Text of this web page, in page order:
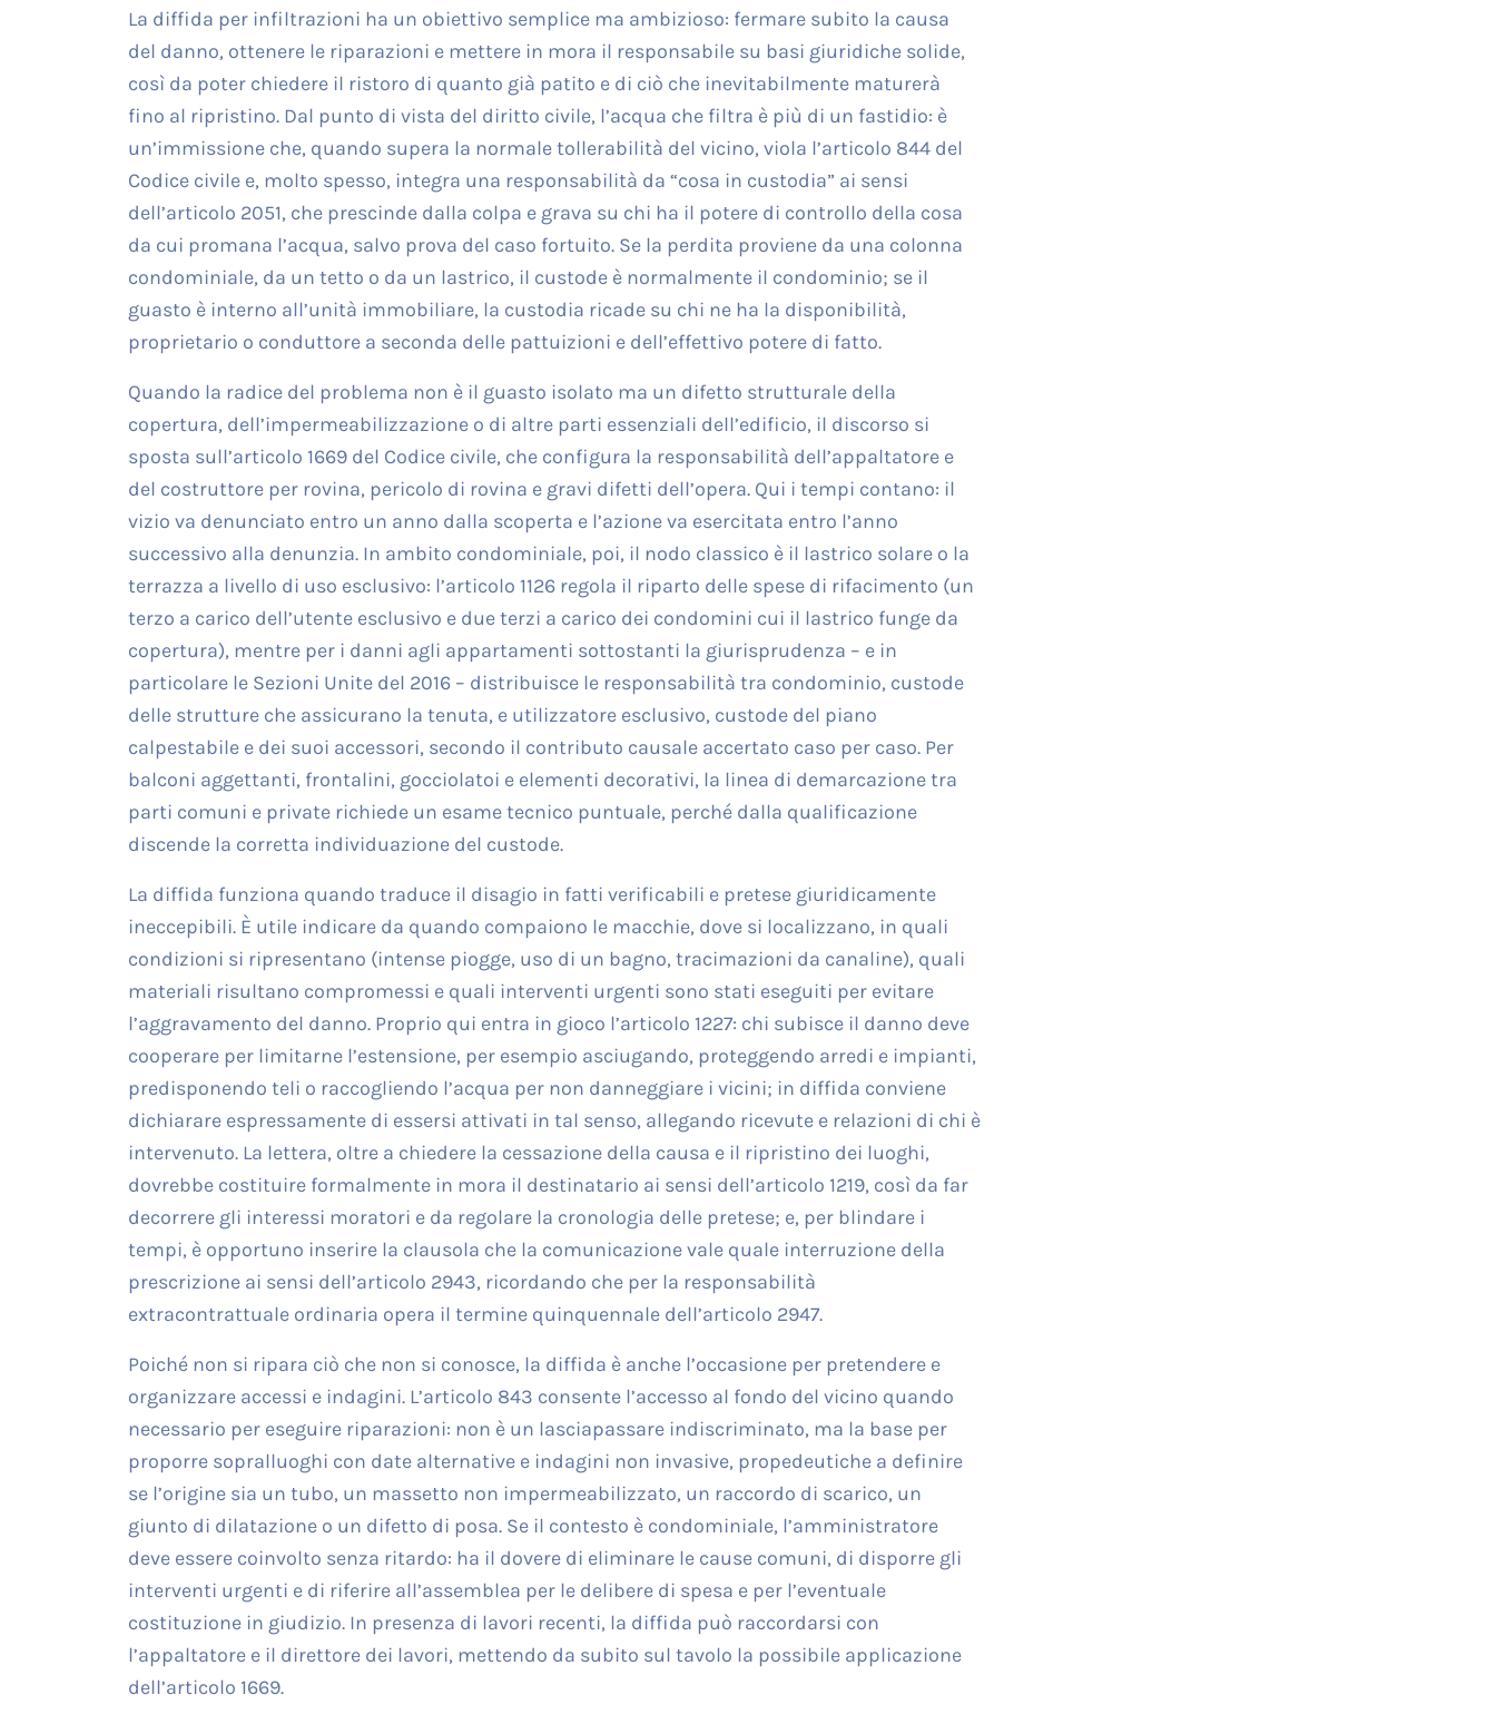
La diffida per infiltrazioni ha un obiettivo semplice ma ambizioso: fermare subito la causa
del danno, ottenere le riparazioni e mettere in mora il responsabile su basi giuridiche solide,
così da poter chiedere il ristoro di quanto già patito e di ciò che inevitabilmente maturerà
fino al ripristino. Dal punto di vista del diritto civile, l’acqua che filtra è più di un fastidio: è
un’immissione che, quando supera la normale tollerabilità del vicino, viola l’articolo 844 del
Codice civile e, molto spesso, integra una responsabilità da “cosa in custodia” ai sensi
dell’articolo 2051, che prescinde dalla colpa e grava su chi ha il potere di controllo della cosa
da cui promana l’acqua, salvo prova del caso fortuito. Se la perdita proviene da una colonna
condominiale, da un tetto o da un lastrico, il custode è normalmente il condominio; se il
guasto è interno all’unità immobiliare, la custodia ricade su chi ne ha la disponibilità,
proprietario o conduttore a seconda delle pattuizioni e dell’effettivo potere di fatto.
Quando la radice del problema non è il guasto isolato ma un difetto strutturale della
copertura, dell’impermeabilizzazione o di altre parti essenziali dell’edificio, il discorso si
sposta sull’articolo 1669 del Codice civile, che configura la responsabilità dell’appaltatore e
del costruttore per rovina, pericolo di rovina e gravi difetti dell’opera. Qui i tempi contano: il
vizio va denunciato entro un anno dalla scoperta e l’azione va esercitata entro l’anno
successivo alla denunzia. In ambito condominiale, poi, il nodo classico è il lastrico solare o la
terrazza a livello di uso esclusivo: l’articolo 1126 regola il riparto delle spese di rifacimento (un
terzo a carico dell’utente esclusivo e due terzi a carico dei condomini cui il lastrico funge da
copertura), mentre per i danni agli appartamenti sottostanti la giurisprudenza – e in
particolare le Sezioni Unite del 2016 – distribuisce le responsabilità tra condominio, custode
delle strutture che assicurano la tenuta, e utilizzatore esclusivo, custode del piano
calpestabile e dei suoi accessori, secondo il contributo causale accertato caso per caso. Per
balconi aggettanti, frontalini, gocciolatoi e elementi decorativi, la linea di demarcazione tra
parti comuni e private richiede un esame tecnico puntuale, perché dalla qualificazione
discende la corretta individuazione del custode.
La diffida funziona quando traduce il disagio in fatti verificabili e pretese giuridicamente
ineccepibili. È utile indicare da quando compaiono le macchie, dove si localizzano, in quali
condizioni si ripresentano (intense piogge, uso di un bagno, tracimazioni da canaline), quali
materiali risultano compromessi e quali interventi urgenti sono stati eseguiti per evitare
l’aggravamento del danno. Proprio qui entra in gioco l’articolo 1227: chi subisce il danno deve
cooperare per limitarne l’estensione, per esempio asciugando, proteggendo arredi e impianti,
predisponendo teli o raccogliendo l’acqua per non danneggiare i vicini; in diffida conviene
dichiarare espressamente di essersi attivati in tal senso, allegando ricevute e relazioni di chi è
intervenuto. La lettera, oltre a chiedere la cessazione della causa e il ripristino dei luoghi,
dovrebbe costituire formalmente in mora il destinatario ai sensi dell’articolo 1219, così da far
decorrere gli interessi moratori e da regolare la cronologia delle pretese; e, per blindare i
tempi, è opportuno inserire la clausola che la comunicazione vale quale interruzione della
prescrizione ai sensi dell’articolo 2943, ricordando che per la responsabilità
extracontrattuale ordinaria opera il termine quinquennale dell’articolo 2947.
Poiché non si ripara ciò che non si conosce, la diffida è anche l’occasione per pretendere e
organizzare accessi e indagini. L’articolo 843 consente l’accesso al fondo del vicino quando
necessario per eseguire riparazioni: non è un lasciapassare indiscriminato, ma la base per
proporre sopralluoghi con date alternative e indagini non invasive, propedeutiche a definire
se l’origine sia un tubo, un massetto non impermeabilizzato, un raccordo di scarico, un
giunto di dilatazione o un difetto di posa. Se il contesto è condominiale, l’amministratore
deve essere coinvolto senza ritardo: ha il dovere di eliminare le cause comuni, di disporre gli
interventi urgenti e di riferire all’assemblea per le delibere di spesa e per l’eventuale
costituzione in giudizio. In presenza di lavori recenti, la diffida può raccordarsi con
l’appaltatore e il direttore dei lavori, mettendo da subito sul tavolo la possibile applicazione
dell’articolo 1669.